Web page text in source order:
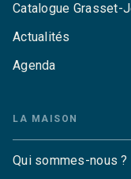
Catalogue Grasset-
Actualités
Agenda
LA MAISON
Qui sommes-nous ?